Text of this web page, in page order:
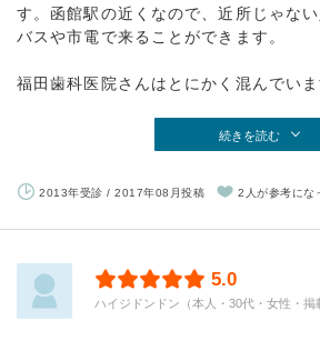
す。函館駅の近くなので、近所じゃな
バスや市電で来ることができます。
福田歯科医院さんはとにかく混んでい
続きを読む
2013年受診 / 2017年08月投稿 2人が参考にな
5.0
ハイジドンドン（本人・30代・女性・掲